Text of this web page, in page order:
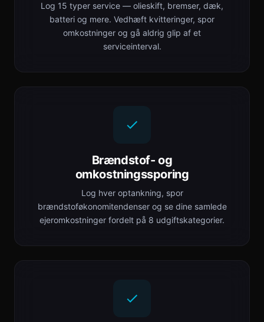
Log 15 typer service — olieskift, bremser, dæk,
batteri og mere. Vedhæft kvitteringer, spor
omkostninger og gå aldrig glip af et
serviceinterval.
Brændstof- og
omkostningssporing
Log hver optankning, spor
brændstoføkonomitendenser og se dine samlede
ejeromkostninger fordelt på 8 udgiftskategorier.